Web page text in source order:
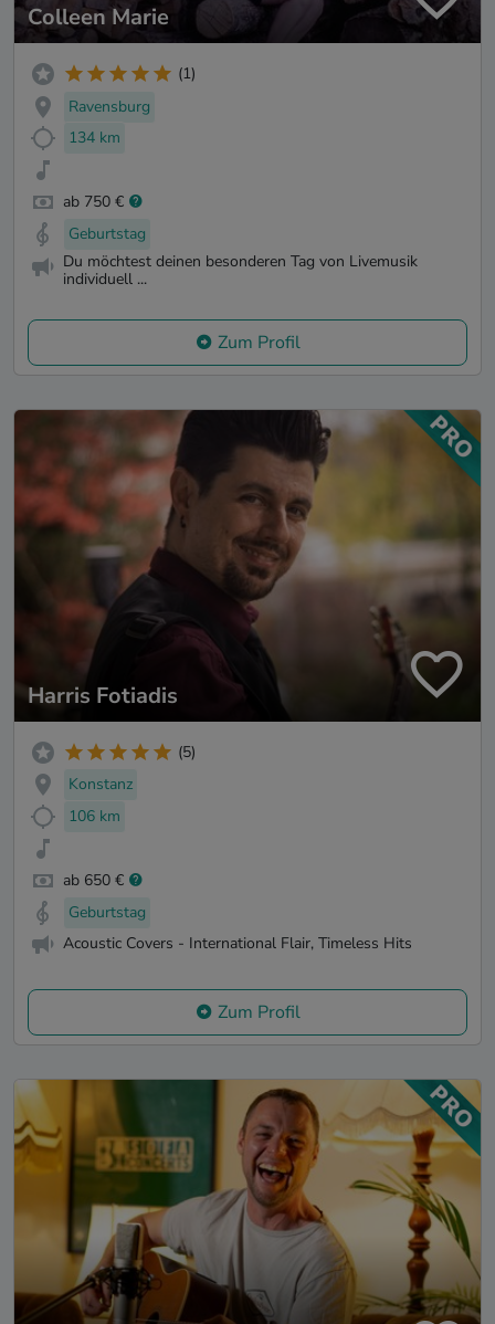
Colleen Marie
(1)
Ravensburg
134 km
ab 750 €
Geburtstag
Du möchtest deinen besonderen Tag von Livemusik
individuell ...
Zum Profil
Harris Fotiadis
(5)
Konstanz
106 km
ab 650 €
Geburtstag
Acoustic Covers - International Flair, Timeless Hits
Zum Profil